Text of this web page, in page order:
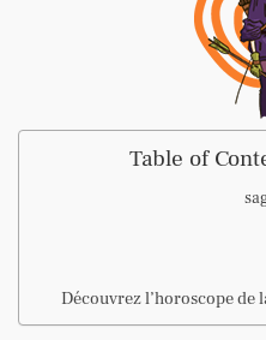
Table of
Découvrez l’horoscope de